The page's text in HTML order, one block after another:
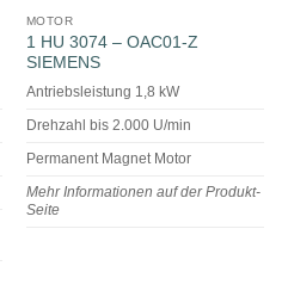
MOTOR
1 HU 3074 – OAC01-Z
SIEMENS
Antriebsleistung 1,8 kW
Drehzahl bis 2.000 U/min
Permanent Magnet Motor
Mehr Informationen auf der Produkt-
Seite